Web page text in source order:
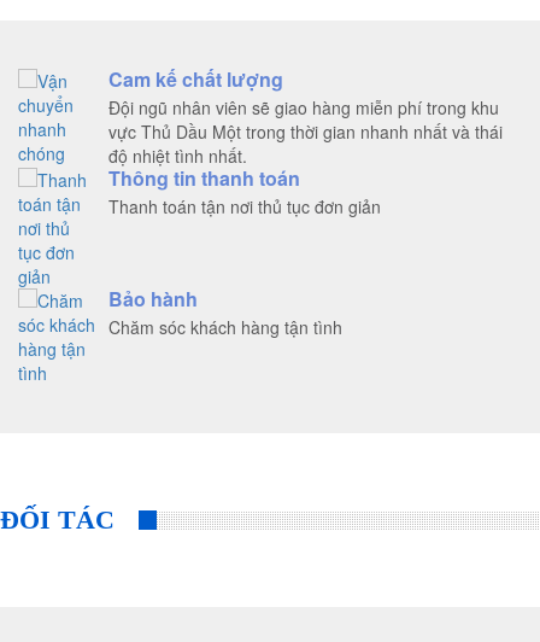
Cam kế chất lượng
Đội ngũ nhân viên sẽ giao hàng miễn phí trong khu
vực Thủ Dầu Một trong thời gian nhanh nhất và thái
độ nhiệt tình nhất.
Thông tin thanh toán
Thanh toán tận nơi thủ tục đơn giản
Bảo hành
Chăm sóc khách hàng tận tình
ĐỐI TÁC